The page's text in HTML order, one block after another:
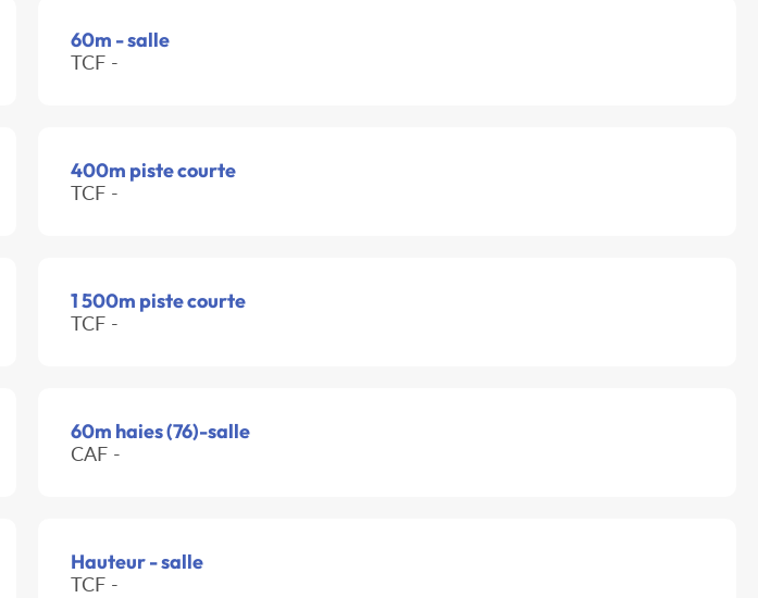
60m - salle
TCF -
400m piste courte
TCF -
1 500m piste courte
TCF -
60m haies (76)-salle
CAF -
Hauteur - salle
TCF -